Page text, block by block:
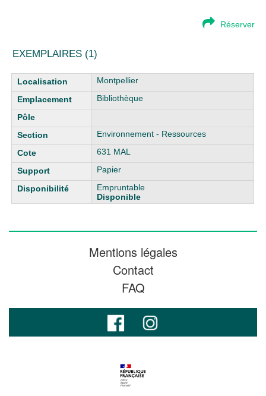
Réserver
EXEMPLAIRES (1)
Liste des exemplaires
Montpellier
Bibliothèque
Environnement - Ressources
631 MAL
Papier
Empruntable
Disponible
Mentions légales
Contact
FAQ